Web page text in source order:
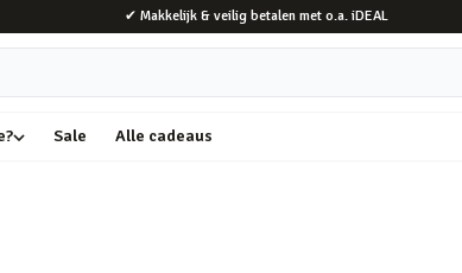
✔ Makkelijk & veilig betalen met o.a. iDEAL
Sale Alle cadeaus